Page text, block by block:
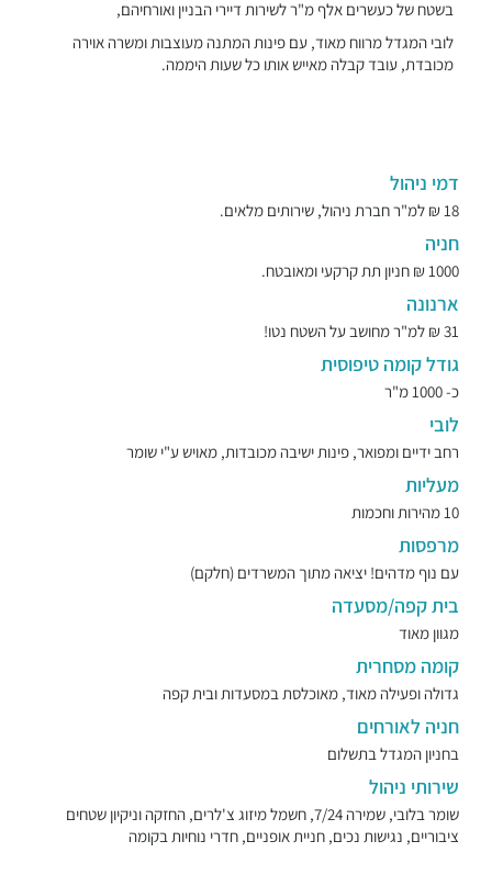
בשטח של כעשרים אלף מ"ר לשירות דיירי הבניין ואורחיהם,
לובי המגדל מרווח מאוד, עם פינות המתנה מעוצבות ומשרה אוירה
מכובדת, עובד קבלה מאייש אותו כל שעות היממה.
דמי ניהול
18 ₪ למ"ר חברת ניהול, שירותים מלאים.
חניה
1000 ₪ חניון תת קרקעי ומאובטח.
ארנונה
31 ₪ למ"ר מחושב על השטח נטו!
גודל קומה טיפוסית
כ- 1000 מ"ר
לובי
רחב ידיים ומפואר, פינות ישיבה מכובדות, מאויש ע"י שומר
מעליות
10 מהירות וחכמות
מרפסות
עם נוף מדהים! יציאה מתוך המשרדים (חלקם)
בית קפה/מסעדה
מגוון מאוד
קומה מסחרית
גדולה ופעילה מאוד, מאוכלסת במסעדות ובית קפה
חניה לאורחים
בחניון המגדל בתשלום
שירותי ניהול
שומר בלובי, שמירה 7/24, חשמל מיזוג צ'לרים, החזקה וניקיון שטחים
ציבוריים, נגישות נכים, חניית אופניים, חדרי נוחיות בקומה